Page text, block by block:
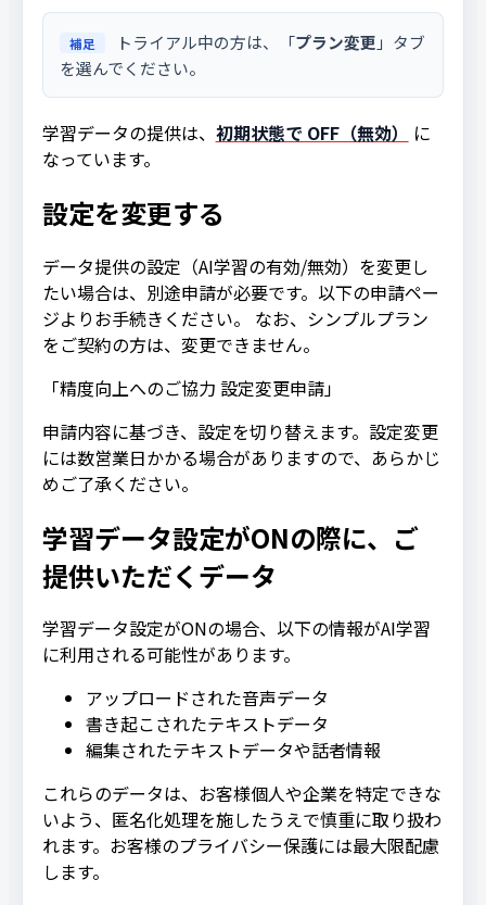
補足 トライアル中の方は、「プラン変更 」タブ
を選んでください。
学習データの提供は、 初期状態で OFF（無効）
に
なっています。
設定を変更する
データ提供の設定（AI学習の有効/無効）を変更し
たい場合は、別途申請が必要です。以下の申請ペー
ジよりお手続きください。 なお、シンプルプラン
をご契約の方は、変更できません。
「精度向上へのご協力 設定変更申請」
申請内容に基づき、設定を切り替えます。設定変更
には数営業日かかる場合がありますので、あらかじ
めご了承ください。
学習データ設定がONの際に、ご
提供いただくデータ
学習データ設定がONの場合、以下の情報がAI学習
に利用される可能性があります。
アップロードされた音声データ
書き起こされたテキストデータ
編集されたテキストデータや話者情報
これらのデータは、お客様個人や企業を特定できな
いよう、匿名化処理を施したうえで慎重に取り扱わ
れます。お客様のプライバシー保護には最大限配慮
します。